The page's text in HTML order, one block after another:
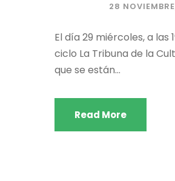
28
El día 29 miércoles, a
ciclo La Tribuna de la
que se están...
Read More